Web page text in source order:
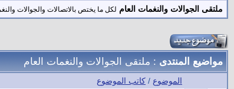
ملتقى الجوالات والنغمات العام لكل ما يختص بالاتصالات والجوالات
مواضيع المنتدى: ملتقى الجوالات والنغمات العام
الموضوع / كاتب الموضوع